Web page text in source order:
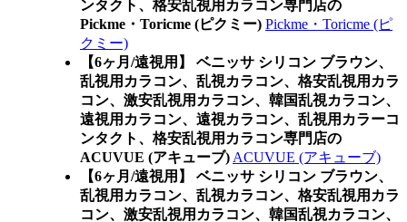
ンタクト、格安乱視用カラコン専門店の
Pickme・Toricme (ピクミー) Pickme・Toricme (ピ
クミー)
【6ヶ月/遠視用】 ベニッサ シリコン ブラウン、
乱視用カラコン、乱視カラコン、格安乱視用カラ
コン、激安乱視用カラコン、韓国乱視カラコン、
遠視用カラコン、遠視カラコン、乱視用カラーコ
ンタクト、格安乱視用カラコン専門店の
ACUVUE (アキューブ) ACUVUE (アキューブ)
【6ヶ月/遠視用】 ベニッサ シリコン ブラウン、
乱視用カラコン、乱視カラコン、格安乱視用カラ
コン、激安乱視用カラコン、韓国乱視カラコン、